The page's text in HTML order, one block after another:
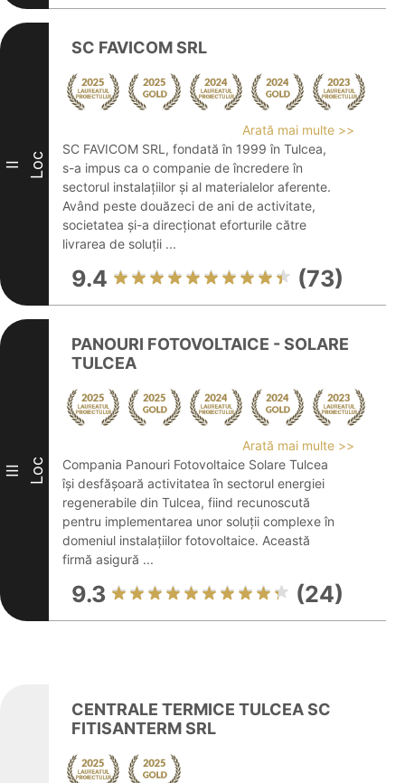
II Loc
SC FAVICOM SRL
Arată mai multe >>
SC FAVICOM SRL, fondată în 1999 în Tulcea,
s-a impus ca o companie de încredere în
sectorul instalațiilor și al materialelor aferente.
Având peste douăzeci de ani de activitate,
societatea și-a direcționat eforturile către
livrarea de soluții ...
9.4 (73)
III Loc
PANOURI FOTOVOLTAICE - SOLARE
TULCEA
Arată mai multe >>
Compania Panouri Fotovoltaice Solare Tulcea
își desfășoară activitatea în sectorul energiei
regenerabile din Tulcea, fiind recunoscută
pentru implementarea unor soluții complexe în
domeniul instalațiilor fotovoltaice. Această
firmă asigură ...
9.3 (24)
CENTRALE TERMICE TULCEA SC
FITISANTERM SRL